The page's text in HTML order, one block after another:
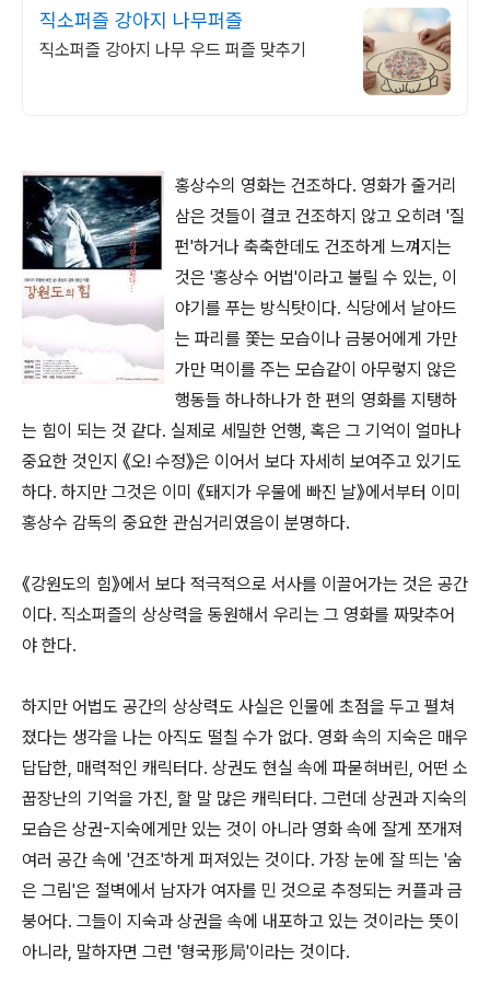
직소퍼즐 강아지 나무퍼즐
직소퍼즐 강아지 나무 우드 퍼즐 맞추기
홍상수의 영화는 건조하다. 영화가 줄거리
삼은 것들이 결코 건조하지 않고 오히려 '질
펀'하거나 축축한데도 건조하게 느껴지는
것은 '홍상수 어법'이라고 불릴 수 있는, 이
야기를 푸는 방식탓이다. 식당에서 날아드
는 파리를 쫓는 모습이나 금붕어에게 가만
가만 먹이를 주는 모습같이 아무렇지 않은
행동들 하나하나가 한 편의 영화를 지탱하
는 힘이 되는 것 같다. 실제로 세밀한 언행, 혹은 그 기억이 얼마나
중요한 것인지 《오! 수정》은 이어서 보다 자세히 보여주고 있기도
하다. 하지만 그것은 이미 《돼지가 우물에 빠진 날》에서부터 이미
홍상수 감독의 중요한 관심거리였음이 분명하다.
《강원도의 힘》에서 보다 적극적으로 서사를 이끌어가는 것은 공간
이다. 직소퍼즐의 상상력을 동원해서 우리는 그 영화를 짜맞추어
야 한다.
하지만 어법도 공간의 상상력도 사실은 인물에 초점을 두고 펼쳐
졌다는 생각을 나는 아직도 떨칠 수가 없다. 영화 속의 지숙은 매우
답답한, 매력적인 캐릭터다. 상권도 현실 속에 파묻혀버린, 어떤 소
꿉장난의 기억을 가진, 할 말 많은 캐릭터다. 그런데 상권과 지숙의
모습은 상권-지숙에게만 있는 것이 아니라 영화 속에 잘게 쪼개져
여러 공간 속에 '건조'하게 퍼져있는 것이다. 가장 눈에 잘 띄는 '숨
은 그림'은 절벽에서 남자가 여자를 민 것으로 추정되는 커플과 금
붕어다. 그들이 지숙과 상권을 속에 내포하고 있는 것이라는 뜻이
아니라, 말하자면 그런 '형국形局'이라는 것이다.